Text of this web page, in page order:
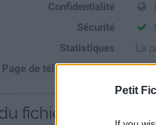
Petit
Confidentialité
Sécurité
Statistiques
La
Page de téléchargement
fichier